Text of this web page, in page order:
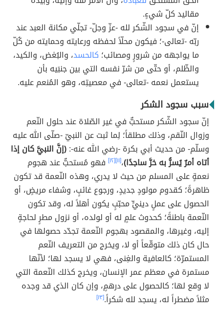
مقاليد كلّ شيءٍ.
إنّ في سجود الشّكر لله -عزّ وجلّ- تجلّي مكانة العبد عند
ربّه -تعالى-؛ فيكون محلّاً لحفظه ورعايته وحمايته من كُلّ
ما يواجهه من شرورٍ ومصائب؛ كالحسد، والبُغض، والكيد،
والظّلم، أو حتّى من شرّ نفسه التي بين جنبَيه بأن
يستعمل نعمه -تعالى- في معصيتِه، وهو المُنعم عليه.
سبب سجود الشكر
إنّ سجود الشّكر مستحبٌّ في غير الصّلاة عند حلول النّعم
وزوال النّقم، وذلك مطلقاً؛ لِما ثبت عن النبيّ -صلّى الله عليه
وسلّم- من حديث أبي بكرة -رضي الله عنه-:(إنَّ النبيَّ كان إذا
أتاه أمرٌ يُسرُّ به خرَّ ساجدًا)،[١١] [١٢]
فهو مُستحبٌّ عند هجوم
نعمةٍ على المسلم من حيث لا يدري، وهذه النّعمة قد تكون
ظاهرةً؛ كقدوم مولودٍ جديدٍ، ورجوع غائبٍ، وشفاء مريضٍ، أو
الحصول على عملٍ دينيٍّ محبّبٍ يكون أهلاً له، وقد تكون
النّعمة باطنةً؛ كحدوث علمٍ له أو لولده، أو نزول مطرٍ لحاجةٍ
إليه، وغيرها، والمقصود بهجوم النّعمة تجدّد حصولها في
حال كان ذلك متوقّعاً أو لا، ويخرج من التعريف النّعم
المستمرّة؛ كالعافية والغِنى، فهي لا يسجد لها؛ لأنّها
مستمرة في معظم عمر الإنسان، ويخرج كذلك النّعمة التي
لا وقع لها؛ كالحصول على درهمٍ، وإن كان الذي قد وجده
مثلاً مضطراً له، يسجد لله شكراً.[١٣]